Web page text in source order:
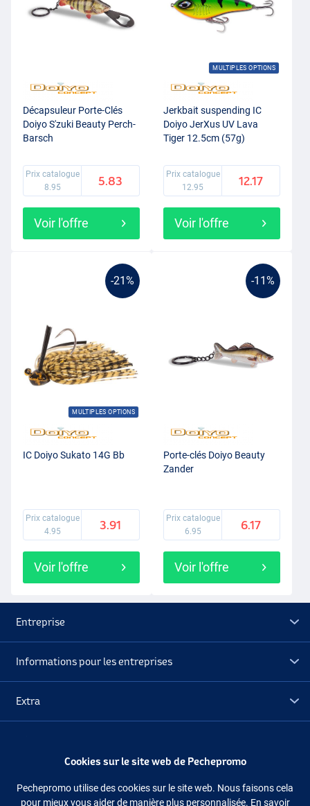
Décapsuleur Porte-Clés
Doiyo S'zuki Beauty Perch-
Barsch
Prix catalogue
8.95
5.83
Voir l'offre
MULTIPLES OPTIONS
Jerkbait suspending IC
Doiyo JerXus UV Lava
Tiger 12.5cm (57g)
Prix catalogue
12.95
12.17
Voir l'offre
-21%
MULTIPLES OPTIONS
IC Doiyo Sukato 14G Bb
Prix catalogue
4.95
3.91
Voir l'offre
-11%
Porte-clés Doiyo Beauty
Zander
Prix catalogue
6.95
6.17
Voir l'offre
Entreprise
Informations pour les entreprises
Extra
Suivez-nous Facebook Instagram
Cookies sur le site web de Pechepromo
Pechepromo utilise des cookies sur le site web. Nous faisons cela
pour mieux vous aider de manière plus personnalisée. En savoir